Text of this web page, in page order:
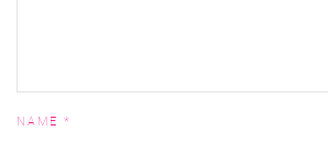
NAME *